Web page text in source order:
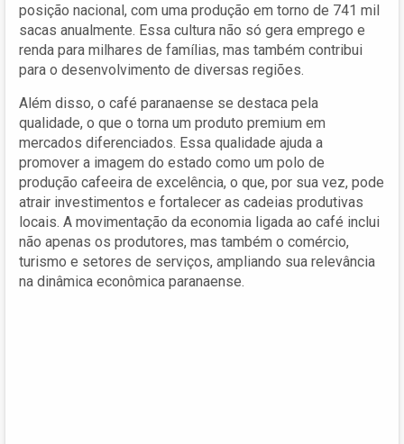
posição nacional, com uma produção em torno de 741 mil
sacas anualmente. Essa cultura não só gera emprego e
renda para milhares de famílias, mas também contribui
para o desenvolvimento de diversas regiões.
Além disso, o café paranaense se destaca pela
qualidade, o que o torna um produto premium em
mercados diferenciados. Essa qualidade ajuda a
promover a imagem do estado como um polo de
produção cafeeira de excelência, o que, por sua vez, pode
atrair investimentos e fortalecer as cadeias produtivas
locais. A movimentação da economia ligada ao café inclui
não apenas os produtores, mas também o comércio,
turismo e setores de serviços, ampliando sua relevância
na dinâmica econômica paranaense.